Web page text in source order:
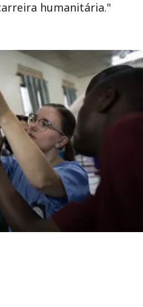
humanitária."